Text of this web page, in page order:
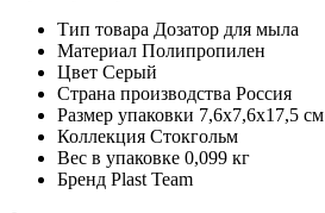
Тип товара Дозатор для мыла
Материал Полипропилен
Цвет Серый
Страна производства Россия
Размер упаковки 7,6х7,6х17,5 см
Коллекция Стокгольм
Вес в упаковке 0,099 кг
Бренд Plast Team